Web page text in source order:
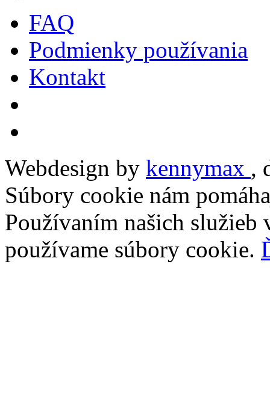
FAQ
Podmienky používania
Kontakt
Webdesign by kennymax ,
Súbory cookie nám
Používaním našich služieb
používame súbory cookie.